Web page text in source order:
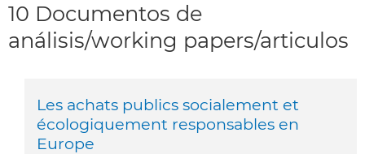
10 Documentos de
análisis/working papers/articulos
Les achats publics socialement et
écologiquement responsables en
Europe